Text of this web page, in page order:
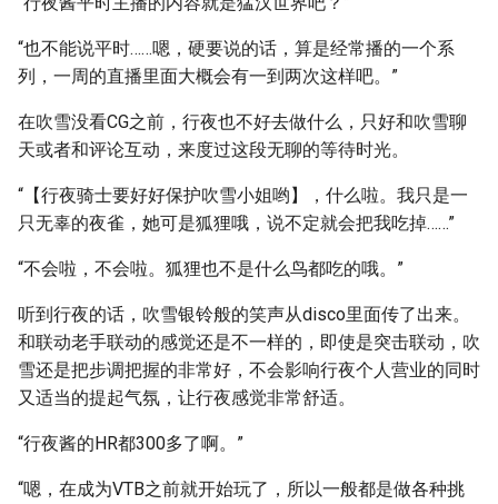
“也不能说平时……嗯，硬要说的话，算是经常播的一个系
列，一周的直播里面大概会有一到两次这样吧。”
在吹雪没看CG之前，行夜也不好去做什么，只好和吹雪聊
天或者和评论互动，来度过这段无聊的等待时光。
“【行夜骑士要好好保护吹雪小姐哟】，什么啦。我只是一
只无辜的夜雀，她可是狐狸哦，说不定就会把我吃掉……”
“不会啦，不会啦。狐狸也不是什么鸟都吃的哦。”
听到行夜的话，吹雪银铃般的笑声从disco里面传了出来。
和联动老手联动的感觉还是不一样的，即使是突击联动，吹
雪还是把步调把握的非常好，不会影响行夜个人营业的同时
又适当的提起气氛，让行夜感觉非常舒适。
“行夜酱的HR都300多了啊。”
“嗯，在成为VTB之前就开始玩了，所以一般都是做各种挑